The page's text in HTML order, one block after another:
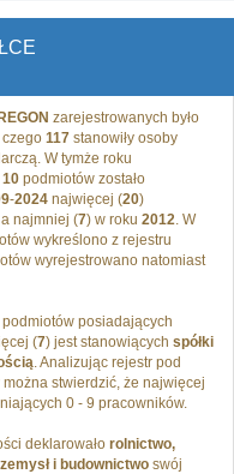
REGON zarejestrowanych było
117 stanowiły osoby
W tymże roku
10 podmiotów zostało
-2024 najwięcej (20)
a najmniej (7) w roku 2012. W
wykreślono z rejestru
wyrejestrowano natomiast
posiadających
(7) jest stanowiących spółki
. Analizując rejestr pod
stwierdzić, że najwięcej
0 - 9 pracowników.
deklarowało rolnictwo,
i budownictwo swój